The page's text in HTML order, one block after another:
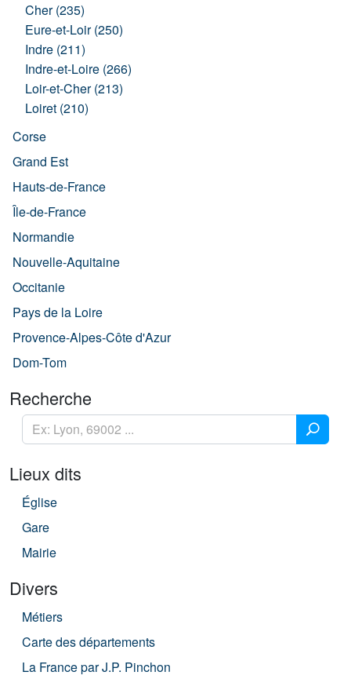
Cher (235)
Eure-et-Loir (250)
Indre (211)
Indre-et-Loire (266)
Loir-et-Cher (213)
Loiret (210)
Corse
Grand Est
Hauts-de-France
Île-de-France
Normandie
Nouvelle-Aquitaine
Occitanie
Pays de la Loire
Provence-Alpes-Côte d'Azur
Dom-Tom
Recherche
Lieux dits
Église
Gare
Mairie
Divers
Métiers
Carte des départements
La France par J.P. Pinchon